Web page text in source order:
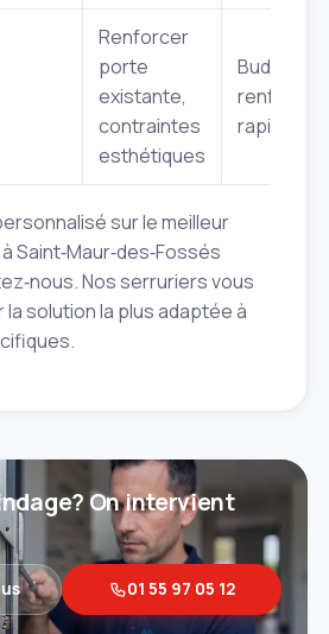
Renforcer
porte
existante,
contraintes
esthétiques
Budget
rapide
sur le meilleur
Saint‑Maur‑des‑Fossés
Nos serruriers vous
solution la plus adaptée à
On intervient
01 55 97 05 12